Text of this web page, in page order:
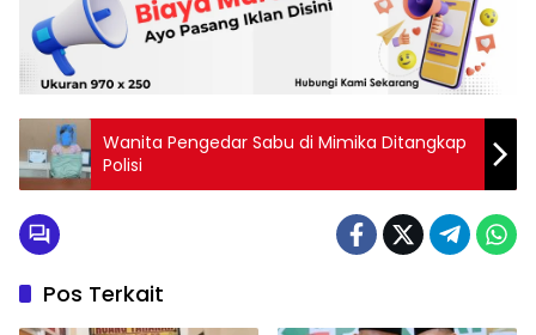
Wanita Pengedar Sabu di Mimika Ditangkap
Polisi
Pos Terkait